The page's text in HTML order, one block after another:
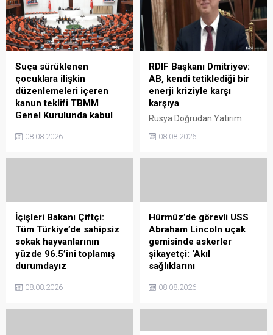
Suça sürüklenen
çocuklara ilişkin
düzenlemeleri içeren
kanun teklifi TBMM
Genel Kurulunda kabul
edildi
TBMM Genel Kurulunda,
Yapılmasına Dair Kanun
Teklifi kabul edilerek
yasalaştı.
08.08.2026
RDIF Başkanı Dmitriyev:
AB, kendi tetiklediği bir
enerji kriziyle karşı
karşıya
Rusya Doğrudan Yatırım
Fonu (RDIF) Başkanı Kirill
Dmitriyev, Rus gazından
yeterince doldurulamadığını
belirtti.
08.08.2026
İçişleri Bakanı Çiftçi:
Tüm Türkiye’de sahipsiz
sokak hayvanlarının
yüzde 96.5’ini toplamış
durumdayız
İçişleri Bakanı Mustafa
Çiftçi, "Şu an itibarıyla tüm
08.08.2026
Hürmüz’de görevli USS
Abraham Lincoln uçak
gemisinde askerler
şikayetçi: ‘Akıl
sağlıklarını
kaybedecekler’
ABD donanmasında görevli
Abraham Lincoln (CVN 72)
08.08.2026